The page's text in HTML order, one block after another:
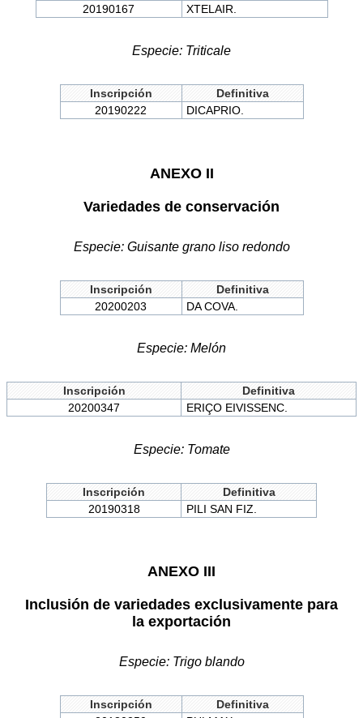
20190167
XTELAIR.
Especie: Triticale
Inscripción
Definitiva
20190222
DICAPRIO.
ANEXO II
Variedades de conservación
Especie: Guisante grano liso redondo
Inscripción
Definitiva
20200203
DA COVA.
Especie: Melón
Inscripción
Definitiva
20200347
ERIÇO EIVISSENC.
Especie: Tomate
Inscripción
Definitiva
20190318
PILI SAN FIZ.
ANEXO III
Inclusión de variedades exclusivamente para
la exportación
Especie: Trigo blando
Inscripción
Definitiva